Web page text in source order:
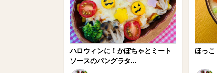
ハロウィンに！かぼちゃとミート
ソースのパングラタ...
ほっ